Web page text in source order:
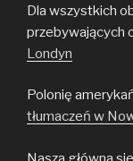
Dla wszystkich
przebywających
Londyn
Polonię
tłumaczeń w